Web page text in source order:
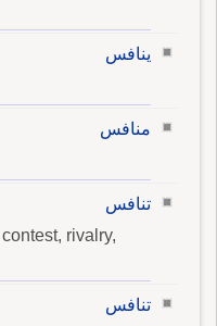
ينافس
منافس
تنافس
rivalry,
تنافس